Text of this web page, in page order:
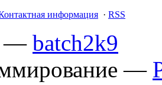
информация · RSS
— batch2k9
—